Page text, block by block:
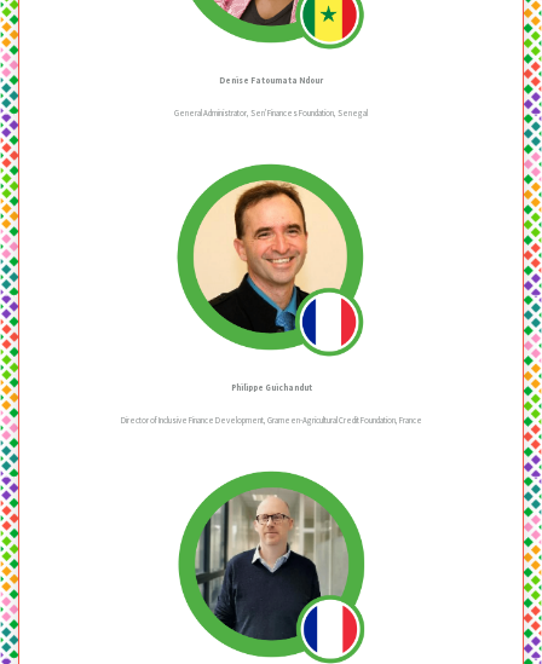
Denise Fatoumata Ndour
General Administrator, Sen’Finances Foundation, Senegal
Philippe Guichandut
Director of Inclusive Finance Development, Grameen-Agricultural Credit Foundation, France